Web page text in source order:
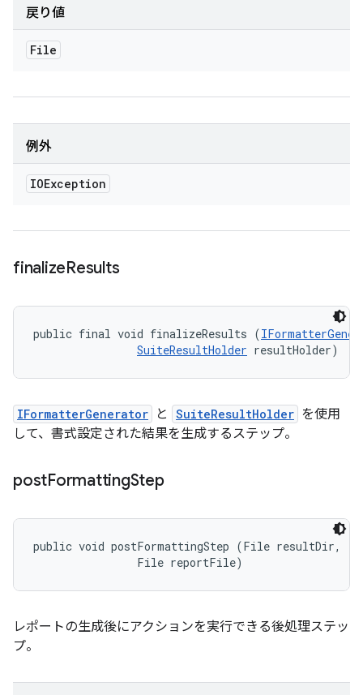
戻り値
File
例外
IOException
finalizeResults
public final void finalizeResults (
SuiteResultHolder resultHolder)
IFormatterGenerator と SuiteResultHolder を使用
して、書式設定された結果を生成するステップ。
postFormattingStep
public void postFormattingStep (File resultDir,
                File reportFile)
レポートの生成後にアクションを実行できる後処理ステッ
プ。